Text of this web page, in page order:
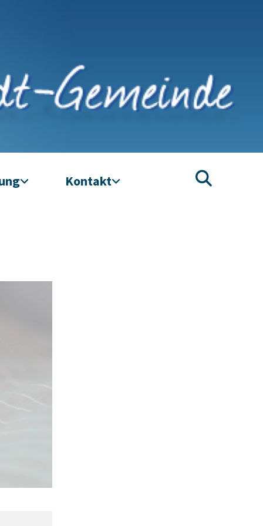
Kontakt